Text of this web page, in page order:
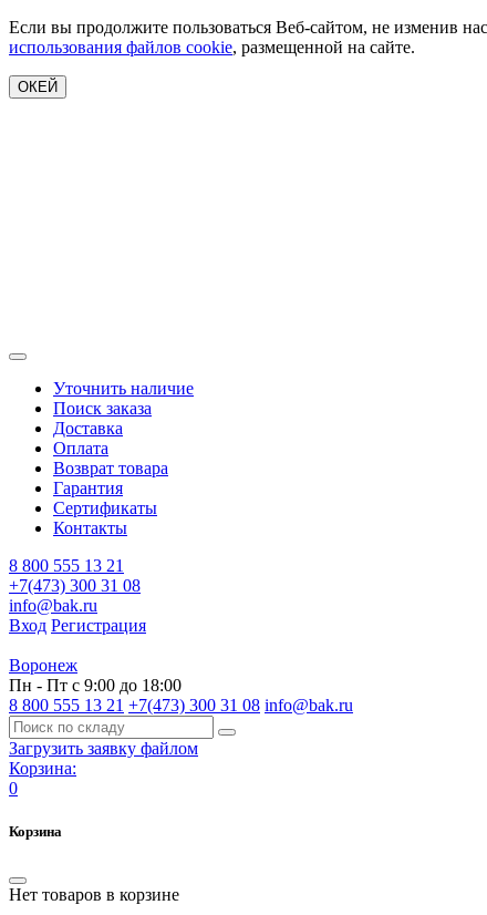
Если вы продолжите пользоваться Веб-сайтом, не изменив
использования файлов cookie, размещенной на сайте.
ОКЕЙ
Уточнить наличие
Поиск заказа
Доставка
Оплата
Возврат товара
Гарантия
Сертификаты
Контакты
8 800 555 13 21
+7(473) 300 31 08
info@bak.ru
Вход Регистрация
Воронеж
Пн - Пт с 9:00 до 18:00
8 800 555 13 21 +7(473) 300 31 08 info@bak.ru
Загрузить заявку файлом
Корзина:
0
Корзина
Нет товаров в корзине